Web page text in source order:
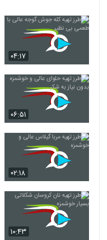
۰۴:۱۷
۰۶:۵۱
۰۲:۱۸
۱۰:۴۳